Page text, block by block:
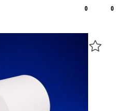
0 0